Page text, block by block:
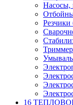
Насосы,
Резчики
16